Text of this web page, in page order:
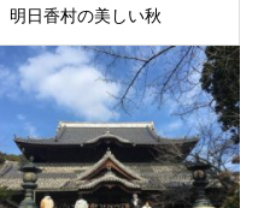
明日香村の美しい秋